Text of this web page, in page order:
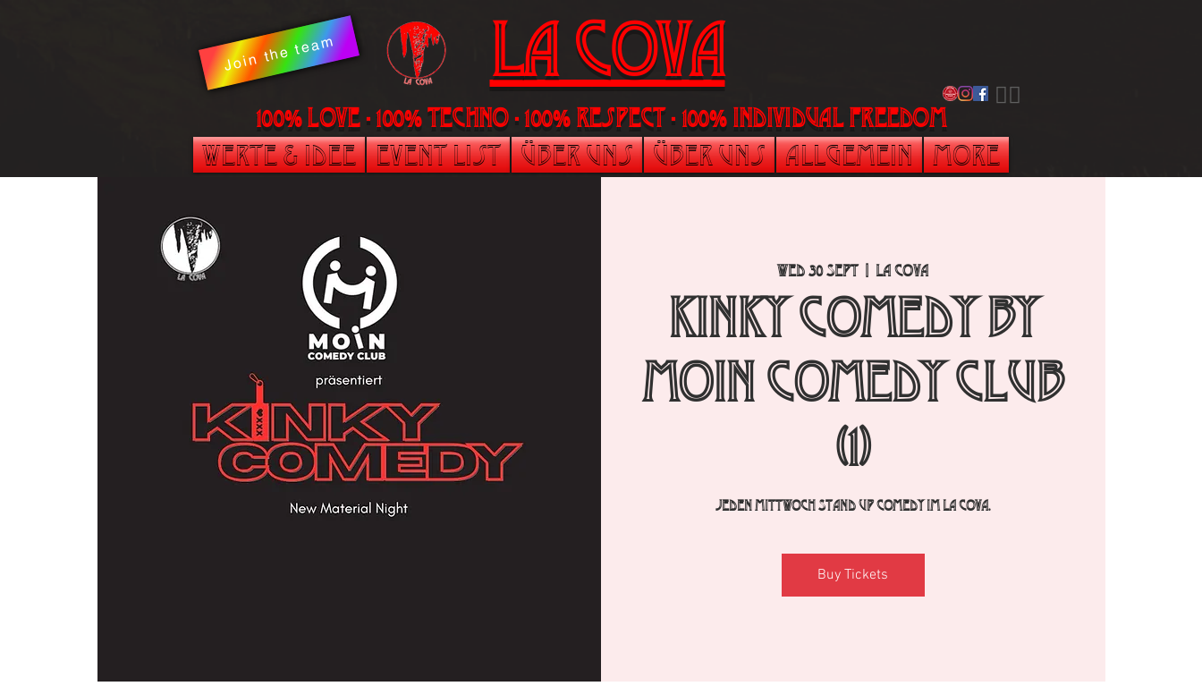
LA Cova
100% LOVE - 100% Techno - 100% Respect - 100% individual freedom
​🏳️‍🌈
Join the team
Werte & Idee Event List Über uns Über uns Allgemein More
Wed 30 Sept
  |
La Cova
Kinky Comedy by
Moin Comedy Club
(1)
Jeden Mittwoch Stand Up Comedy im La Cova.
Buy Tickets